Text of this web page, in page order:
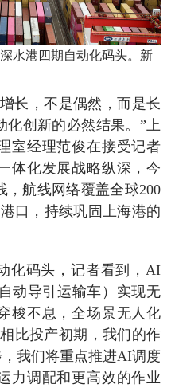
水港四期自动化码头。新
长，不是偶然，而是长
化创新的必然结果。”上
室经理范俊在接受记者
体化发展战略纵深，今
，航线网络覆盖全球200
口，持续巩固上海港的
化码头，记者看到，AI
动导引运输车）实现无
梭不息，全场景无人化
比投产初期，我们的作
我们将重点推进AI调度
力调配和更高效的作业